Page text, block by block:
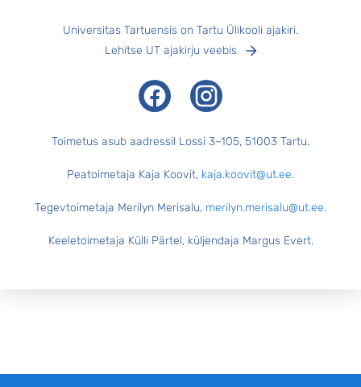
Universitas Tartuensis on Tartu Ülikooli ajakiri.
Lehitse UT ajakirju veebis
FacebookInstagram
Toimetus asub aadressil Lossi 3–105, 51003 Tartu.
Peatoimetaja Kaja Koovit, kaja.koovit@ut.ee.
Tegevtoimetaja Merilyn Merisalu, merilyn.merisalu@ut.ee.
Keeletoimetaja Külli Pärtel, küljendaja Margus Evert.